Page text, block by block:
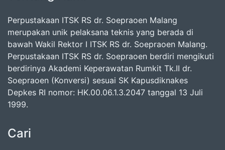
Perpustakaan ITSK RS dr. Soepraoen Malang
merupakan unik pelaksana teknis yang berada di
bawah Wakil Rektor I ITSK RS dr. Soepraoen Malang.
Perpustakaan ITSK RS dr. Soepraoen berdiri mengikuti
berdirinya Akademi Keperawatan Rumkit Tk.II dr.
Soepraoen (Konversi) sesuai SK Kapusdiknakes
Depkes RI nomor: HK.00.06.1.3.2047 tanggal 13 Juli
1999.
Cari